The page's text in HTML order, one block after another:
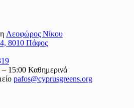
Λεοφώρος Νίκου
8010 Πάφος
– 15:00 Καθημερινά
pafos@cyprusgreens.org